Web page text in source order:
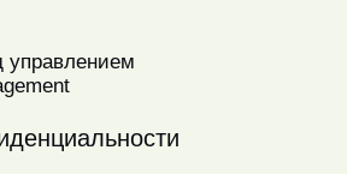
управлением